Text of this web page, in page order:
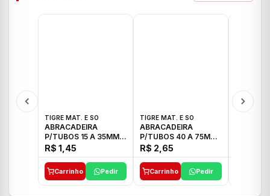
TIGRE MAT. E SO
ABRACADEIRA
P/TUBOS 15 A 35MM
TIGRE
R$ 1,45
Carrinho Pedir
TIGRE MAT. E SO
ABRACADEIRA
P/TUBOS 40 A 75MM
TIGRE
R$ 2,65
Carrinho Pedir